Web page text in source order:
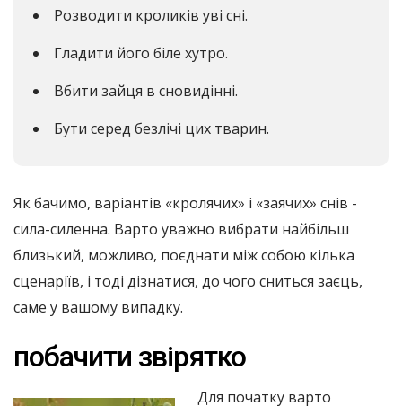
Розводити кроликів уві сні.
Гладити його біле хутро.
Вбити зайця в сновидінні.
Бути серед безлічі цих тварин.
Як бачимо, варіантів «кролячих» і «заячих» снів -
сила-силенна. Варто уважно вибрати найбільш
близький, можливо, поєднати між собою кілька
сценаріїв, і тоді дізнатися, до чого сниться заєць,
саме у вашому випадку.
побачити звірятко
Для початку варто